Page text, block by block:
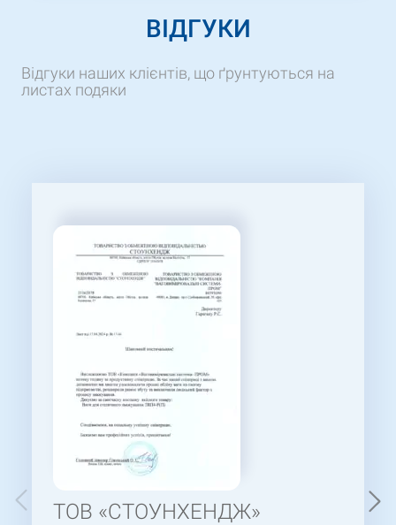
ВІДГУКИ
Відгуки наших клієнтів, що ґрунтуються на
листах подяки
ТОВ «СТОУНХЕНДЖ»